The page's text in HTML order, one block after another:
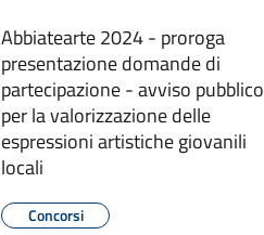
Abbiatearte 2024 - proroga
presentazione domande di
partecipazione - avviso pubblico
per la valorizzazione delle
espressioni artistiche giovanili
locali
Concorsi